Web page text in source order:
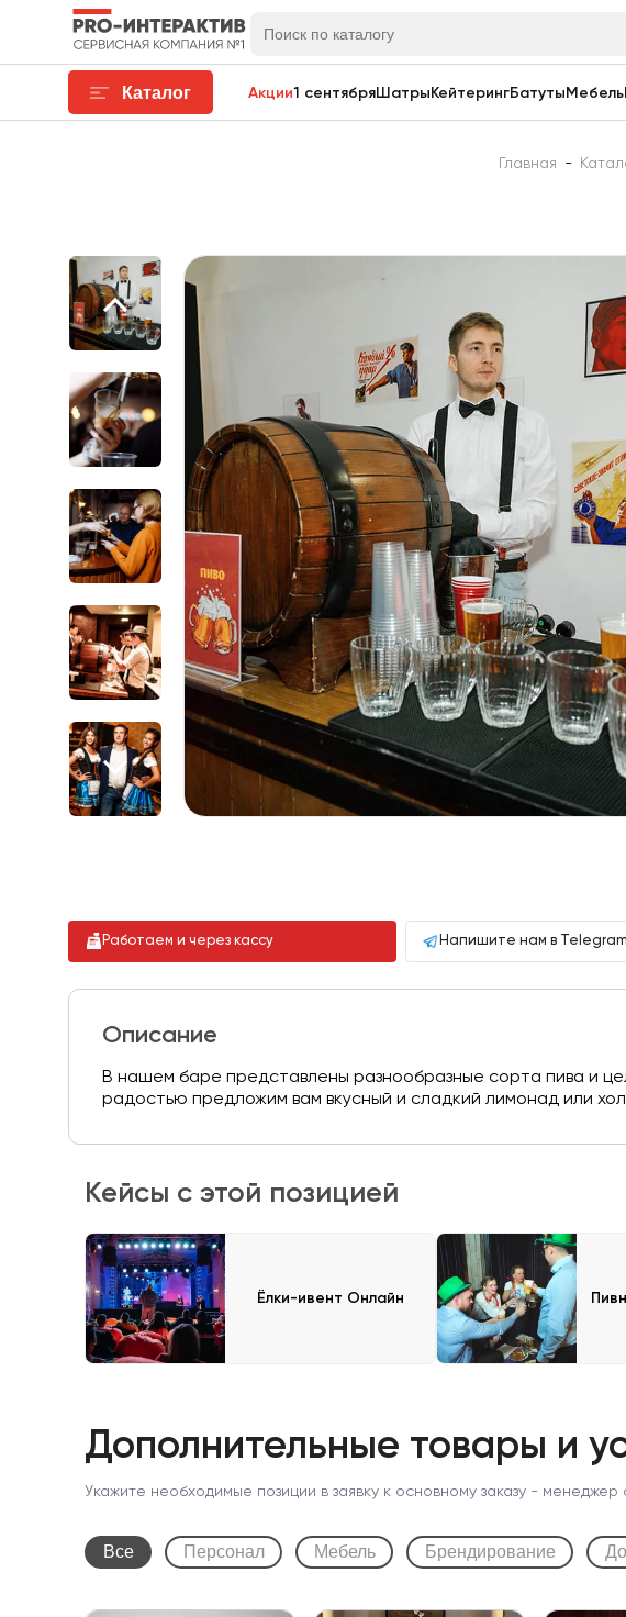
Каталог Акции1 сентябряШатры КейтерингБатуты Мебель
Главная -
Работаем и через кассу Напишите нам в Telegram
Описание
В нашем баре представлены разнообразные сорта пива и
радостью предложим вам вкусный и сладкий лимонад или
Кейсы с этой позицией
Ёлки-ивент Онлайн
Дополнительные товары и
Укажите необходимые позиции в заявку к основному заказу - менеджер
Все Персонал Мебель Брендирование